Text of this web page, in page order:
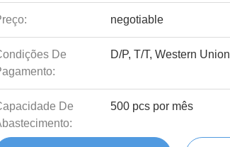
negotiable
De
D/P, T/T, Western Union
De
500 pcs por mês